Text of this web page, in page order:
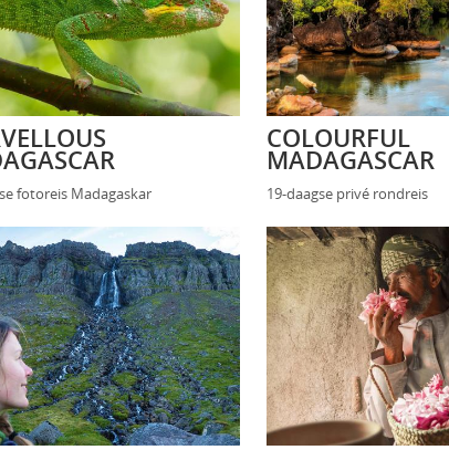
fotoreis Madagaskar
COLOURFUL
MADAGASCAR
19-daagse privé rondreis